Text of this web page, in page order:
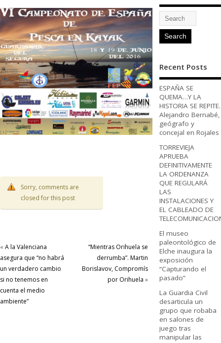
Sorry, comments are
closed for this post
« A la Valenciana
asegura que “no habrá
un verdadero cambio
si no tenemos en
cuenta el medio
ambiente”
“Mientras Orihuela se
derrumba”. Martin
Borislavov, Compromís
por Orihuela »
Recent Posts
ESPAÑA SE
QUEMA…Y LA
HISTORIA SE REPITE.
Alejandro Bernabé,
geógrafo y
concejal en Rojales
TORREVIEJA
APRUEBA
DEFINITIVAMENTE
LA ORDENANZA
QUE REGULARÁ
LAS
INSTALACIONES Y
EL CABLEADO DE
El museo
paleontológico de
Elche inaugura la
exposición
“Capturando el
pasado”
La Guardia Civil
desarticula un
grupo que robaba
en salones de
juego tras
manipular las